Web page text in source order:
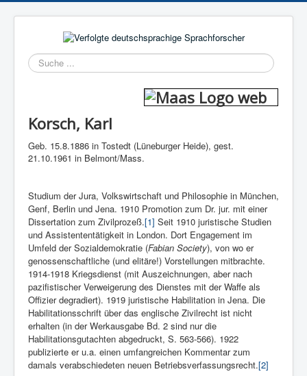
Korsch, Karl
Geb. 15.8.1886 in Tostedt (Lüneburger Heide), gest.
21.10.1961 in Belmont/Mass.
Studium der Jura, Volkswirtschaft und Philosophie in München,
Genf, Berlin und Jena. 1910 Promotion zum Dr. jur. mit einer
Dissertation zum Zivilprozeß.[1] Seit 1910 juristische Studien
und Assistententätigkeit in London. Dort Engagement im
Umfeld der Sozialdemo­kratie (Fabian Society), von wo er
genossenschaftliche (und elitäre!) Vorstellungen mitbrachte.
1914-1918 Kriegsdienst (mit Auszeichnungen, aber nach
pazifistischer Verweigerung des Dienstes mit der Waffe als
Offizier degradiert). 1919 juristi­sche Habilitation in Jena. Die
Habilitationsschrift über das englische Zivilrecht ist nicht
erhalten (in der Werkausgabe Bd. 2 sind nur die
Habilitationsgutachten abgedruckt, S. 563-566). 1922
publizierte er u.a. einen umfangreichen Kommentar zum
damals verabschiedeten neuen Betriebsverfassungsrecht.[2]